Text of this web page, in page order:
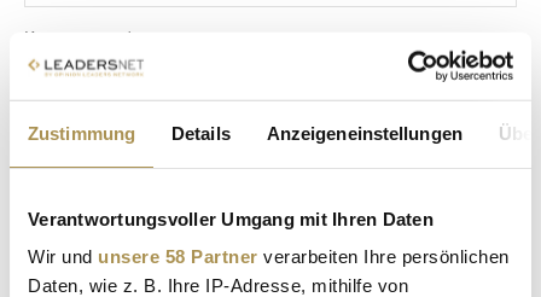
Zustimmung Details Anzeigeneinstellungen
Verantwortungsvoller Umgang mit Ihren Daten
Wir und unsere 58 Partner verarbeiten Ihre persönlichen
Daten, wie z. B. Ihre IP-Adresse, mithilfe von
Kommentar: *
Sicherheitscode bestätigen: